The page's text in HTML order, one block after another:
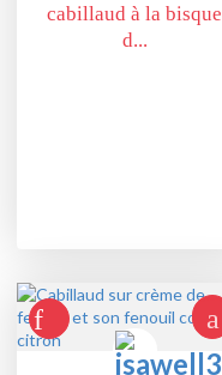
cabillaud à la bisque
d...